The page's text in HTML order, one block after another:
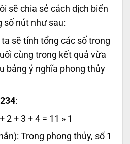
sẽ chia sẻ cách dịch biển
số nút như sau:
sẽ tính tổng các số trong
cùng trong kết quả vừa
bảng ý nghĩa phong thủy
:
2 + 3 + 4 = 11 » 1
Trong phong thủy, số 1